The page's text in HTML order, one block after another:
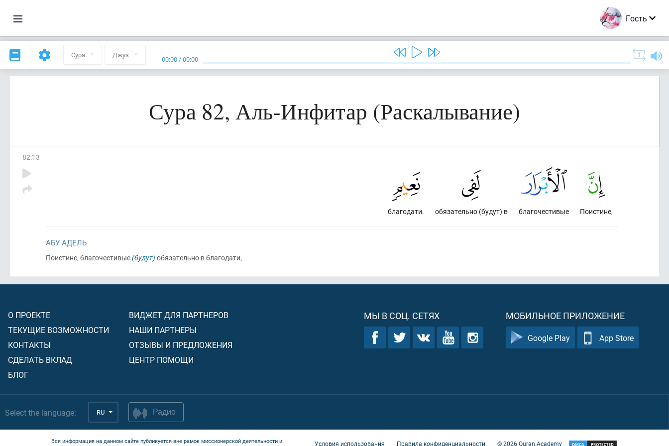
Гость
Сура Джуз 00:00 /00:00
Сура 82, Аль-Инфитар (Раскалывание)
82:13
Поистине,
благочестивые
обязательно (будут) в
благодати.
АБУ АДЕЛЬ
Поистине, благочестивые(будут) обязательно в благодати,
О ПРОЕКТЕ
ТЕКУЩИЕ ВОЗМОЖНОСТИ
КОНТАКТЫ
СДЕЛАТЬ ВКЛАД
БЛОГ
ВИДЖЕТ ДЛЯ ПАРТНЕРОВ
НАШИ ПАРТНЕРЫ
ОТЗЫВЫ И ПРЕДЛОЖЕНИЯ
ЦЕНТР ПОМОЩИ
МЫ В СОЦ. СЕТЯХ МОБИЛЬНОЕ ПРИЛОЖЕНИЕ
Google Play App Store
Select the language: RU Радио
Вся информация на данном сайте публикуется вне рамок миссионерской деятельности и
Условия использования Правила конфиденциальности ©2026Quran Academy